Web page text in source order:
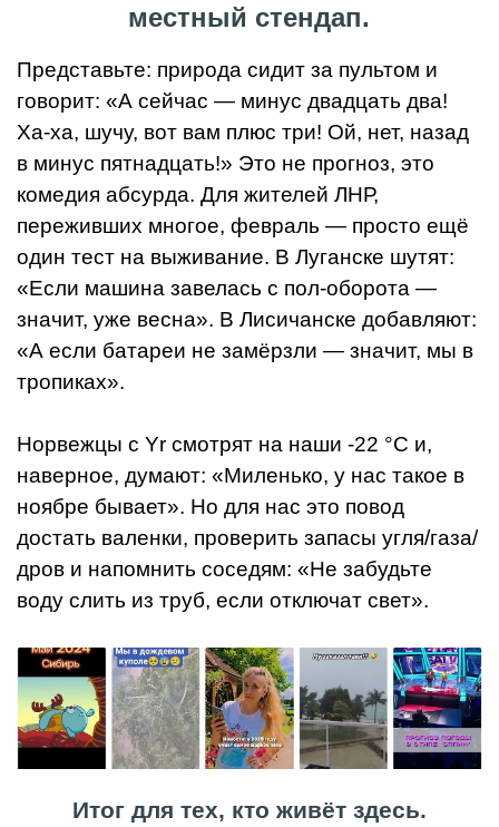
местный стендап.
Представьте: природа сидит за пультом и
говорит: «А сейчас — минус двадцать два!
Ха-ха, шучу, вот вам плюс три! Ой, нет, назад
в минус пятнадцать!» Это не прогноз, это
комедия абсурда. Для жителей ЛНР,
переживших многое, февраль — просто ещё
один тест на выживание. В Луганске шутят:
«Если машина завелась с пол-оборота —
значит, уже весна». В Лисичанске добавляют:
«А если батареи не замёрзли — значит, мы в
тропиках».
Норвежцы с Yr смотрят на наши -22 °C и,
наверное, думают: «Миленько, у нас такое в
ноябре бывает». Но для нас это повод
достать валенки, проверить запасы угля/газа/
дров и напомнить соседям: «Не забудьте
воду слить из труб, если отключат свет».
Итог для тех, кто живёт здесь.